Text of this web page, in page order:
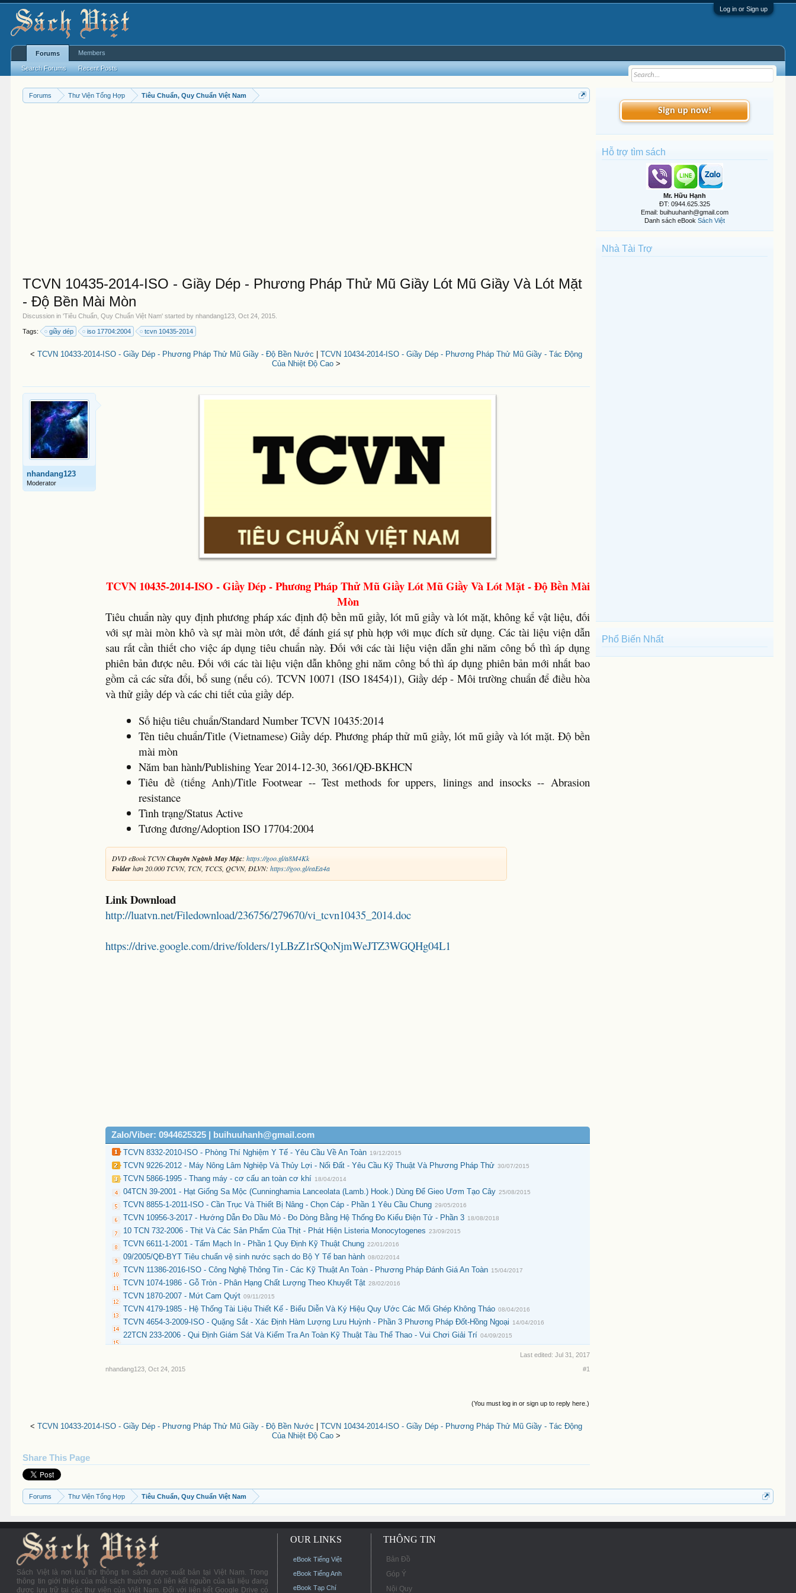
Log in or Sign up
Forums Thư Viện Tổng Hợp Tiêu Chuẩn, Quy Chuẩn Việt Nam
TCVN 10435-2014-ISO - Giầy Dép - Phương Pháp Thử Mũ Giầy Lót Mũ Giầy Và Lót Mặt
- Độ Bền Mài Mòn
Discussion in 'Tiêu Chuẩn, Quy Chuẩn Việt Nam' started bynhandang123 ,Oct 24, 2015
Tags: giầy dép iso 17704:2004 tcvn 10435-2014
< TCVN 10433-2014-ISO - Giầy Dép - Phương Pháp Thử Mũ Giầy - Độ Bền Nước
TCVN 10434-2014-ISO - Giầy Dép - Phương Pháp Thử Mũ Giầy - Tác Động
Của Nhiệt Độ Cao >
nhandang123
Moderator
TCVN 10435-2014-ISO - Giầy Dép - Phương Pháp Thử Mũ Giầy Lót Mũ Giầy Và Lót Mặt - Độ Bền Mài
Mòn
Tiêu chuẩn này quy định phương pháp xác định độ bền mũ giầy, lót mũ giầy và lót mặt, không kể vật liệu, đối
với sự mài mòn khô và sự mài mòn ướt, để đánh giá sự phù hợp với mục đích sử dụng. Các tài liệu viện dẫn
sau rất cần thiết cho việc áp dụng tiêu chuẩn này. Đối với các tài liệu viện dẫn ghi năm công bố thì áp dụng
phiên bản được nêu. Đối với các tài liệu viện dẫn không ghi năm công bố thì áp dụng phiên bản mới nhất bao
gồm cả các sửa đổi, bổ sung (nếu có). TCVN 10071 (ISO 18454)1), Giầy dép - Môi trường chuẩn để điều hòa
và thử giầy dép và các chi tiết của giầy dép.
Số hiệu tiêu chuẩn/Standard Number TCVN 10435:2014
Tên tiêu chuẩn/Title (Vietnamese) Giầy dép. Phương pháp thử mũ giầy, lót mũ giầy và lót mặt. Độ bền
mài mòn
Năm ban hành/Publishing Year 2014-12-30, 3661/QĐ-BKHCN
Tiêu đề (tiếng Anh)/Title Footwear -- Test methods for uppers, linings and insocks -- Abrasion
resistance
Tình trạng/Status Active
Tương đương/Adoption ISO 17704:2004
DVD eBook TCVNChuyên Ngành May Mặc:https://goo.gl/a8M4Kk
Folderhơn 20.000 TCVN, TCN, TCCS, QCVN, ĐLVN:https://goo.gl/eaEa4a
Link Download
http://luatvn.net/Filedownload/236756/279670/vi_tcvn10435_2014.doc
https://drive.google.com/drive/folders/1yLBzZ1rSQoNjmWeJTZ3WGQHg04L1
Zalo/Viber: 0944625325 | buihuuhanh@gmail.com
TCVN 8332-2010-ISO - Phòng Thí Nghiệm Y Tế - Yêu Cầu Về An Toàn 19/12/2015
TCVN 9226-2012 - Máy Nông Lâm Nghiệp Và Thủy Lợi - Nối Đất - Yêu Cầu Kỹ Thuật Và Phương Pháp Thử 30/07/2015
TCVN 5866-1995 - Thang máy - cơ cấu an toàn cơ khí 18/04/2014
04TCN 39-2001 - Hạt Giống Sa Mộc (Cunninghamia Lanceolata (Lamb.) Hook.) Dùng Để Gieo Ươm Tạo Cây 25/08/2015
TCVN 8855-1-2011-ISO - Cần Trục Và Thiết Bị Nâng - Chọn Cáp - Phần 1 Yêu Cầu Chung 29/05/2016
TCVN 10956-3-2017 - Hướng Dẫn Đo Dầu Mỏ - Đo Dòng Bằng Hệ Thống Đo Kiểu Điện Tử - Phần 3 18/08/2018
10 TCN 732-2006 - Thịt Và Các Sản Phẩm Của Thịt - Phát Hiện Listeria Monocytogenes 23/09/2015
TCVN 6611-1-2001 - Tấm Mạch In - Phần 1 Quy Định Kỹ Thuật Chung 22/01/2016
09/2005/QĐ-BYT Tiêu chuẩn vệ sinh nước sạch do Bộ Y Tế ban hành 08/02/2014
TCVN 11386-2016-ISO - Công Nghệ Thông Tin - Các Kỹ Thuật An Toàn - Phương Pháp Đánh Giá An Toàn 15/04/2017
TCVN 1074-1986 - Gỗ Tròn - Phân Hạng Chất Lượng Theo Khuyết Tật 28/02/2016
TCVN 1870-2007 - Mứt Cam Quýt 09/11/2015
TCVN 4179-1985 - Hệ Thống Tài Liệu Thiết Kế - Biểu Diễn Và Ký Hiệu Quy Ước Các Mối Ghép Không Tháo 08/04/2016
TCVN 4654-3-2009-ISO - Quặng Sắt - Xác Định Hàm Lượng Lưu Huỳnh - Phần 3 Phương Pháp Đốt-Hồng Ngoại 14/04/2016
22TCN 233-2006 - Qui Định Giám Sát Và Kiểm Tra An Toàn Kỹ Thuật Tàu Thể Thao - Vui Chơi Giải Trí 04/09/2015
Last edited: Jul 31, 2017
nhandang123 Oct 24, 2015 #1
(You must log in or sign up to reply here.)
< TCVN 10433-2014-ISO - Giầy Dép - Phương Pháp Thử Mũ Giầy - Độ Bền Nước
TCVN 10434-2014-ISO - Giầy Dép - Phương Pháp Thử Mũ Giầy - Tác Động
Của Nhiệt Độ Cao >
Share This Page
Sign up now!
Hỗ trợ tìm sách
Mr. Hữu Hạnh
ĐT: 0944.625.325
Email: buihuuhanh@gmail.com
Danh sách eBook Sách Việt
Nhà Tài Trợ
Phổ Biến Nhất
Forums Thư Viện Tổng Hợp Tiêu Chuẩn, Quy Chuẩn Việt Nam
Forums
Search Forums Recent Posts
Members
Sách Việt là nơi lưu trữ thông tin sách được xuất bản tại Việt Nam. Trong
thông tin giới thiệu của mỗi sách thường có liên kết nguồn của tài liệu đang
được lưu trữ tại các thư viện của Việt Nam. Đối với liên kết Google Drive có
OUR LINKS
eBook Tiếng Việt
eBook Tiếng Anh
eBook Tạp Chí
THÔNG TIN
Bản Đồ
Góp Ý
Nội Quy